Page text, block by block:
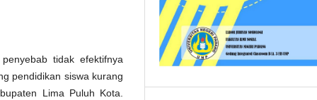
tidak efektifnya
pendidikan siswa kurang
Lima Puluh Kota.